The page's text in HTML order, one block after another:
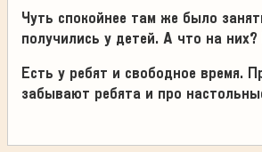
Чуть спокойнее там же было
получились у детей. А что на
Есть у ребят и свободное время.
забывают ребята и про